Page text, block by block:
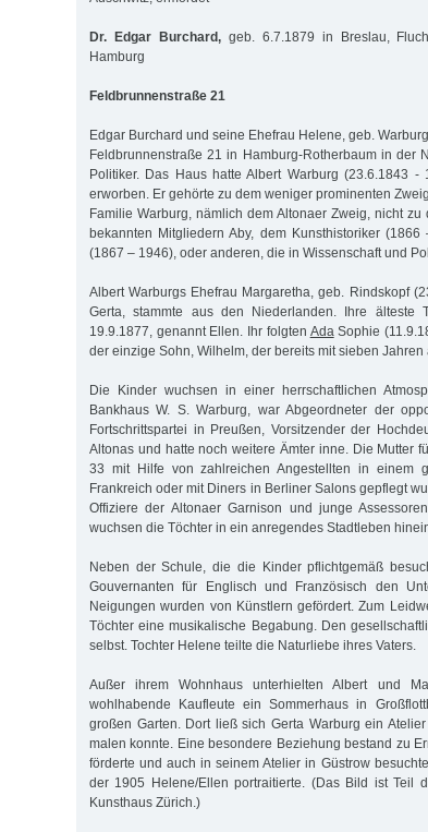
Dr. Edgar Burchard,geb. 6.7.1879 in Breslau,
Hamburg
Feldbrunnenstraße 21
Edgar Burchard und seine Ehefrau Helene, geb.
Feldbrunnenstraße 21 in Hamburg-Rotherbaum in der
Politiker. Das Haus hatte Albert Warburg (23.6.1843 -
erworben. Er gehörte zu dem weniger prominenten
Familie Warburg, nämlich dem Altonaer Zweig, nicht
bekannten Mitgliedern Aby, dem Kunsthistoriker
(1867 – 1946), oder anderen, die in Wissenschaft und
Albert Warburgs Ehefrau Margaretha, geb. Rindskopf
Gerta, stammte aus den Niederlanden. Ihre älteste
19.9.1877, genannt Ellen. Ihr folgten Ada Sophie
der einzige Sohn, Wilhelm, der bereits mit sieben Jahren
Die Kinder wuchsen in einer herrschaftlichen
Bankhaus W. S. Warburg, war Abgeordneter der
Fortschrittspartei in Preußen, Vorsitzender der
Altonas und hatte noch weitere Ämter inne. Die Mutter
33 mit Hilfe von zahlreichen Angestellten in einem
Frankreich oder mit Diners in Berliner Salons gepflegt
Offiziere der Altonaer Garnison und junge
wuchsen die Töchter in ein anregendes Stadtleben
Neben der Schule, die die Kinder pflichtgemäß
Gouvernanten für Englisch und Französisch den
Neigungen wurden von Künstlern gefördert. Zum
Töchter eine musikalische Begabung. Den
selbst. Tochter Helene teilte die Naturliebe ihres Vaters.
Außer ihrem Wohnhaus unterhielten Albert und
wohlhabende Kaufleute ein Sommerhaus in
großen Garten. Dort ließ sich Gerta Warburg ein
malen konnte. Eine besondere Beziehung bestand zu
förderte und auch in seinem Atelier in Güstrow
der 1905 Helene/Ellen portraitierte. (Das Bild ist Teil
Kunsthaus Zürich.)